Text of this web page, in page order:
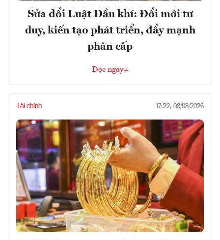
Sửa đổi Luật Dầu khí: Đổi mới tư
duy, kiến tạo phát triển, đẩy mạnh
phân cấp
Đọc ngay
Tài chính 17:22, 08/08/2026